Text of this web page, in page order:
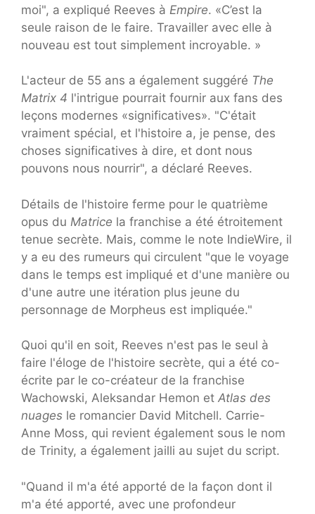
moi", a expliqué Reeves à Empire. «C’est la
seule raison de le faire. Travailler avec elle à
nouveau est tout simplement incroyable. »
L'acteur de 55 ans a également suggéré The
Matrix 4 l'intrigue pourrait fournir aux fans des
leçons modernes «significatives». "C'était
vraiment spécial, et l'histoire a, je pense, des
choses significatives à dire, et dont nous
pouvons nous nourrir", a déclaré Reeves.
Détails de l'histoire ferme pour le quatrième
opus du Matrice la franchise a été étroitement
tenue secrète. Mais, comme le note IndieWire, il
y a eu des rumeurs qui circulent "que le voyage
dans le temps est impliqué et d'une manière ou
d'une autre une itération plus jeune du
personnage de Morpheus est impliquée."
Quoi qu'il en soit, Reeves n'est pas le seul à
faire l'éloge de l'histoire secrète, qui a été co-
écrite par le co-créateur de la franchise
Wachowski, Aleksandar Hemon et Atlas des
nuages le romancier David Mitchell. Carrie-
Anne Moss, qui revient également sous le nom
de Trinity, a également jailli au sujet du script.
"Quand il m'a été apporté de la façon dont il
m'a été apporté, avec une profondeur